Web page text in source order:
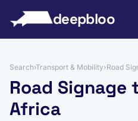
deepbloo
Search›Transport & Mobility›Road
Road Signage
Africa